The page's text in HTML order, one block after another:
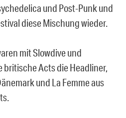
und Post-Punk und
diese Mischung wieder.
mit Slowdive und
britische Acts die Headliner,
und La Femme aus